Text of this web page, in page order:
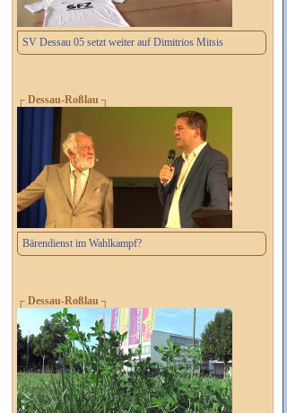
SV Dessau 05 setzt weiter auf Dimitrios Mitsis
┌ Dessau-Roßlau ┐
Bärendienst im Wahlkampf?
┌ Dessau-Roßlau ┐